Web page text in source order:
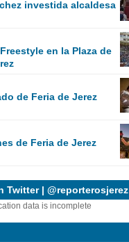
investida alcaldesa
en la Plaza de
de Feria de Jerez
de Feria de Jerez
Twitter | @reporterosjerez
data is incomplete